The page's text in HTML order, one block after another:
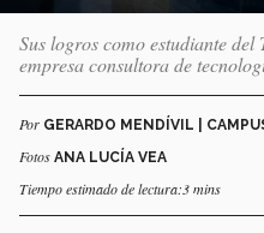
Sus logros como estudiante del
empresa consultora de
Por GERARDO MENDÍVIL |
Fotos ANA LUCÍA VEA
Tiempo estimado de lectura:3 mins